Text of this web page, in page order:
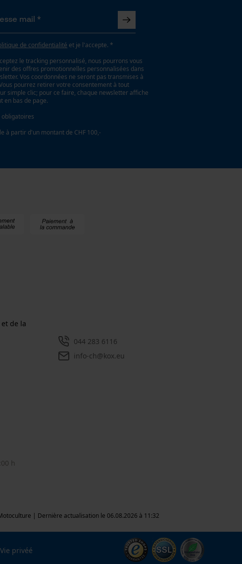
de confidentialité et je l'accepte. *
le tracking personnalisé, nous pourrons vous
des offres promotionnelles personnalisées dans
Vos coordonnées ne seront pas transmises à
pourrez retirer votre consentement à tout
simple clic; pour ce faire, chaque newsletter affiche
en bas de page.
à partir d'un montant de CHF 100,-
et de la
h
044 283 6116
info-ch@kox.eu
| Dernière actualisation le 06.08.2026 à 11:32
Vie privéé